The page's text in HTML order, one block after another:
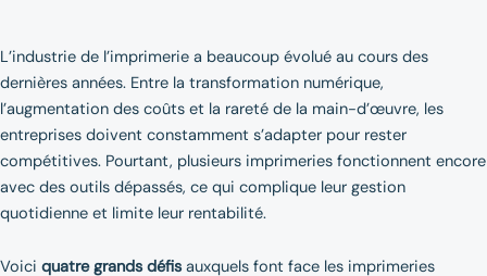
L’industrie de l’imprimerie a beaucoup évolué au cours des
dernières années. Entre la transformation numérique,
l’augmentation des coûts et la rareté de la main-d’œuvre, les
entreprises doivent constamment s’adapter pour rester
compétitives. Pourtant, plusieurs imprimeries fonctionnent encore
avec des outils dépassés, ce qui complique leur gestion
quotidienne et limite leur rentabilité.
Voici quatre grands défisauxquels font face les imprimeries